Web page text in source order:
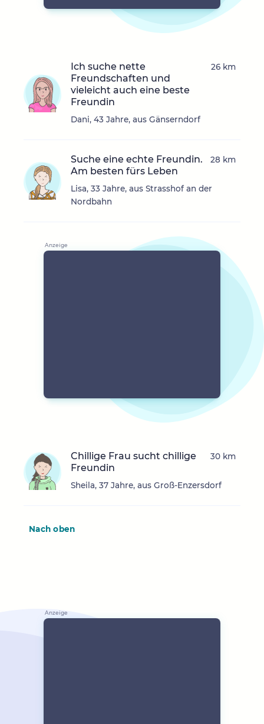
Ich suche nette
Freundschaften und
vieleicht auch eine beste
Freundin
Dani, 43 Jahre, aus Gänserndorf
26 km
Suche eine echte Freundin.
Am besten fürs Leben
Lisa, 33 Jahre, aus Strasshof an der
Nordbahn
28 km
Chillige Frau sucht chillige
Freundin
Sheila, 37 Jahre, aus Groß-Enzersdorf
30 km
Nach oben